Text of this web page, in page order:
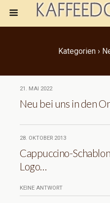
Kategorien ›
21. MAI 2022
Neu bei uns in den
28. OKTOBER 2013
Cappuccino-
Logo…
KEINE ANTWORT